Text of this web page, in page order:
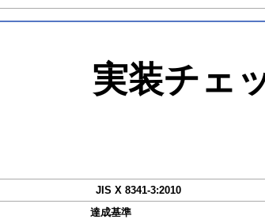
実装チェ
JIS X 8341-3:2010
達成基準